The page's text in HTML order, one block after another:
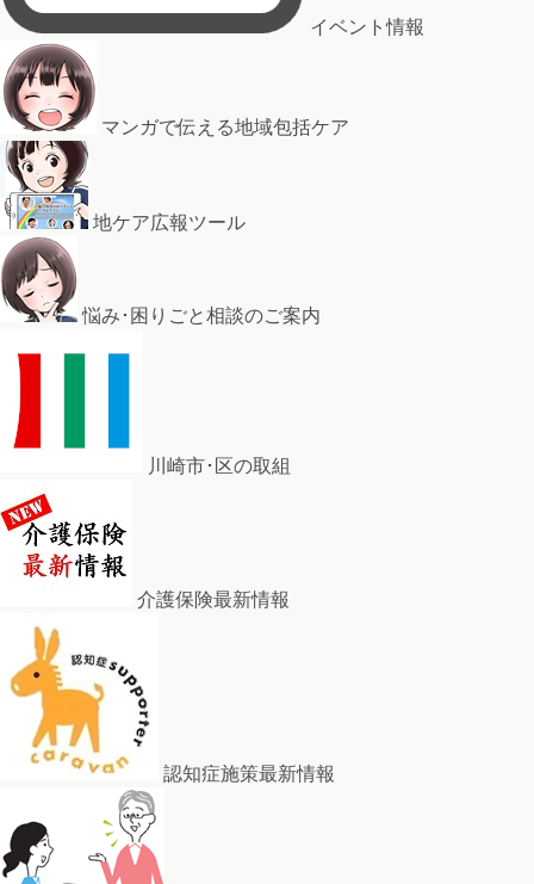
イベント情報
マンガで伝える地域包括ケア
地ケア広報ツール
悩み･困りごと相談のご案内
川崎市･区の取組
介護保険最新情報
認知症施策最新情報